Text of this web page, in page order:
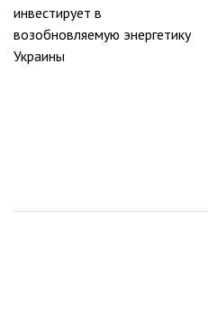
по
записям
инвестирует в
возобновляемую энергетику
Украины